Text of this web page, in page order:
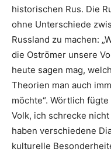
historischen Rus. Die
ohne Unterschiede
Russland zu machen:
die Oströmer unsere
heute sagen mag,
Theorien man auch
möchte“. Wörtlich
Volk, ich schrecke
haben verschiedene
kulturelle